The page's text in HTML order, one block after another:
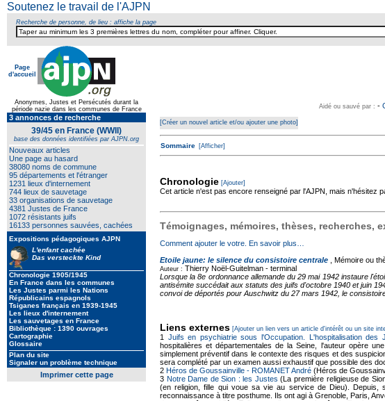
Soutenez le travail de l'AJPN
Recherche de personne, de lieu : affiche la page
Page
d'accueil
Anonymes, Justes et Persécutés durant la
période nazie dans les communes de France
3 annonces de recherche
39/45 en France (WWII)
base des données identifiées par AJPN.org
Nouveaux articles
Une page au hasard
38080 noms de commune
95 départements et l'étranger
1231 lieux d'internement
744 lieux de sauvetage
33 organisations de sauvetage
4381 Justes de France
1072 résistants juifs
16133 personnes sauvées, cachées
Expositions pédagogiques AJPN
L'enfant cachée
Das versteckte Kind
Chronologie 1905/1945
En France dans les communes
Les Justes parmi les Nations
Républicains espagnols
Tsiganes français en 1939-1945
Les lieux d'internement
Les sauvetages en France
Bibliothèque : 1390 ouvrages
Cartographie
Glossaire
Plan du site
Signaler un problème technique
Imprimer cette page
Aidé ou sauvé par : -
[Créer un nouvel article et/ou ajouter une photo]
Sommaire [Afficher]
Chronologie [Ajouter]
Cet article n'est pas encore renseigné par l'AJPN, mais n'hésitez
Témoignages, mémoires, thèses, recherches,
Comment ajouter le votre. En savoir plus…
Etoile jaune: le silence du consistoire centrale , Mémoire ou
Auteur : Thierry Noël-Guitelman - terminal
Lorsque la 8e ordonnance allemande du 29 mai 1942 instaure
antisémite succédait aux statuts des juifs d'octobre 1940 et juin
convoi de déportés pour Auschwitz du 27 mars 1942, le
Liens externes [Ajouter un lien vers un article d'intérêt ou un site
1 Juifs en psychiatrie sous l'Occupation. L'hospitalisation
hospitalières et départementales de la Seine, l'auteur opère
simplement préventif dans le contexte des risques et des
sera complété par un examen aussi exhaustif que possible des
2 Héros de Goussainville - ROMANET André (Héros de
3 Notre Dame de Sion : les Justes (La première religieuse de
(en religion, fille qui voue sa vie au service de Dieu).
reconnaissance à titre posthume. Ils ont agi à Grenoble, Paris,